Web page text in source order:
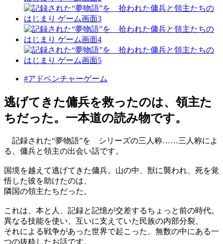
#アドベンチャーゲーム
逃げてきた傭兵を救ったのは、領主た
ちだった。一本道の読み物です。
記録された“夢物語”を シリーズの三人称……三人称によ
る、傭兵と領主の出会い話です。
国境を越えて逃げてきた傭兵。山の中、獣に襲われ、死を覚
悟した彼を助けたのは、
隣国の領主たちだった。
これは、本と人、記録と記憶が交差するちょっと前の時代。
異なる技能を使い、互いに支えていた民族の内部分裂、
それによる戦争があった世界で起こった、無数の中にある一
つの抜粋したお話です。